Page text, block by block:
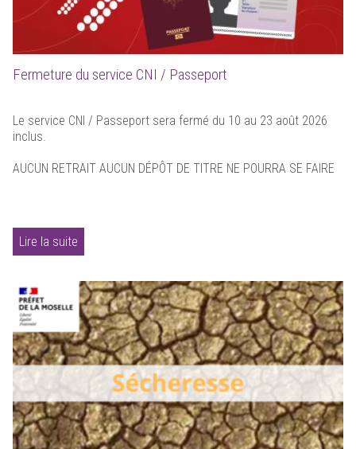
Fermeture du service CNI / Passeport
Le service CNI / Passeport sera fermé du 10 au 23 août 2026
inclus.
AUCUN RETRAIT AUCUN DÉPÔT DE TITRE NE POURRA SE FAIRE
Lire la suite